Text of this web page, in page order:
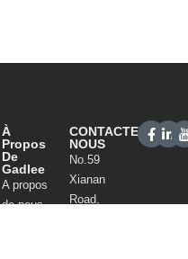
À
Propos
De
Gadlee
A propos
de nous
CONTACTEZ-
NOUS
No.59
Xianan
Road,